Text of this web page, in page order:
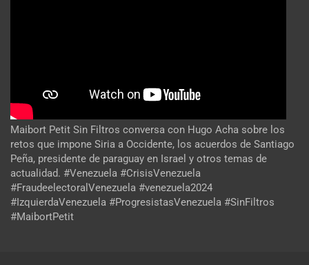
Maibort Petit Sin Filtros conversa con Hugo Acha sobre los
retos que impone Siria a Occidente, los acuerdos de Santiago
Peña, presidente de paraguay en Israel y otros temas de
actualidad. #Venezuela #CrisisVenezuela
#FraudeelectoralVenezuela #venezuela2024
#IzquierdaVenezuela #ProgresistasVenezuela #SinFiltros
#MaibortPetit